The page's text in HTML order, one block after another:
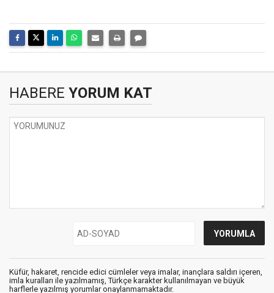
HABERE YORUM KAT
Küfür, hakaret, rencide edici cümleler veya imalar, inançlara saldırı içeren,
imla kuralları ile yazılmamış, Türkçe karakter kullanılmayan ve büyük
harflerle yazılmış yorumlar onaylanmamaktadır.